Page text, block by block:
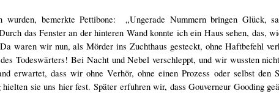
bemerkte Pettibone: „Ungerade Nummern bringen Glück,
das Fenster an der hinteren Wand konnte ich ein Haus sehen, das,
waren wir nun, als Mörder ins Zuchthaus gesteckt, ohne Haftbefehl
Todeswärters! Bei Nacht und Nebel verschleppt, und wir wussten
erwartet, dass wir ohne Verhör, ohne einen Prozess oder selbst den
sie uns hier fest. Später erfuhren wir, dass Gouverneur Gooding